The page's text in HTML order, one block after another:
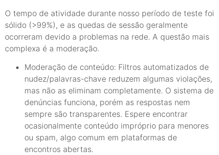
O tempo de atividade durante nosso período de teste foi
sólido (>99%), e as quedas de sessão geralmente
ocorreram devido a problemas na rede. A questão mais
complexa é a moderação.
Moderação de conteúdo: Filtros automatizados de
nudez/palavras-chave reduzem algumas violações,
mas não as eliminam completamente. O sistema de
denúncias funciona, porém as respostas nem
sempre são transparentes. Espere encontrar
ocasionalmente conteúdo impróprio para menores
ou spam, algo comum em plataformas de
encontros abertas.